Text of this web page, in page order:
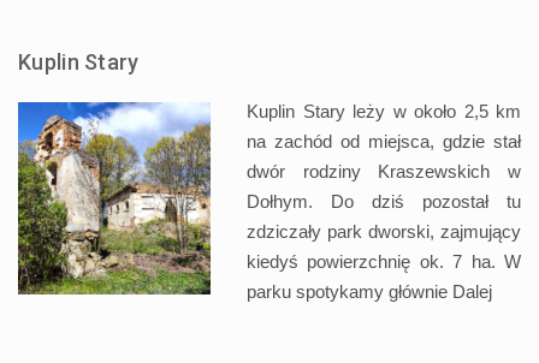
Kuplin Stary
Kuplin Stary leży w około 2,5 km
na zachód od miejsca, gdzie stał
dwór rodziny Kraszewskich w
Dołhym. Do dziś pozostał tu
zdziczały park dworski, zajmujący
kiedyś powierzchnię ok. 7 ha. W
parku spotykamy głównie Dalej